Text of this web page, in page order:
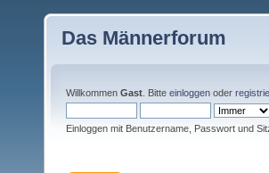
Das Männerforum
Willkommen Gast . Bitte einloggen oder
Einloggen mit Benutzername, Passwort und